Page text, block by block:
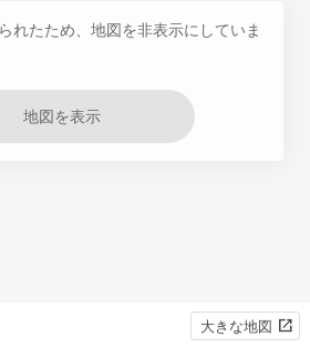
れたため、地図を非表示にしていま
地図を表示
大きな地図